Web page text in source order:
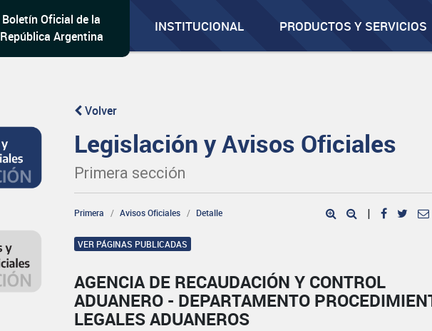
Boletín Oficial de la
República Argentina
INSTITUCIONAL PRODUCTOS Y SERVICIOS
Volver
Legislación y Avisos Oficiales
Primera sección
Primera Avisos Oficiales Detalle |
VER PÁGINAS PUBLICADAS
AGENCIA DE RECAUDACIÓN Y CONTROL
ADUANERO - DEPARTAMENTO
LEGALES ADUANEROS